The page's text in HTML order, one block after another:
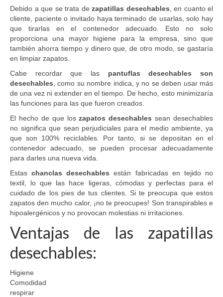
Debido a que se trata de zapatillas desechables , en cuanto el
cliente, paciente o invitado haya terminado de usarlas, solo hay
que tirarlas en el contenedor adecuado. Esto no solo
proporciona una mayor higiene para la empresa, sino que
también ahorra tiempo y dinero que, de otro modo, se gastaría
en limpiar zapatos.
Cabe recordar que las pantuflas desechables son
desechables , como su nombre indica, y no se deben usar más
de una vez ni extender en el tiempo. De hecho, esto minimizaría
las funciones para las que fueron creados.
El hecho de que loszapatos desechables sean desechables
no significa que sean perjudiciales para el medio ambiente, ya
que son 100% reciclables. Por tanto, si se depositan en el
contenedor adecuado, se pueden procesar adecuadamente
para darles una nueva vida.
Estaschanclas desechables están fabricadas en tejido no
textil, lo que las hace ligeras, cómodas y perfectas para el
cuidado de los pies de tus clientes. Si te preocupa que estos
zapatos den mucho calor, ¡no te preocupes! Son transpirables e
hipoalergénicos y no provocan molestias ni irritaciones.
Ventajas de las zapatillas
desechables:
Higiene
Comodidad
respirar